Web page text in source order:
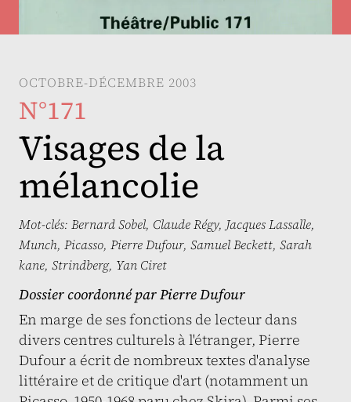
OCTOBRE-DÉCEMBRE 2003
N°171
Visages de la
mélancolie
Mot-clés: Bernard Sobel, Claude Régy, Jacques Lassalle,
Munch, Picasso, Pierre Dufour, Samuel Beckett, Sarah
kane, Strindberg, Yan Ciret
Dossier coordonné parPierre Dufour
En marge de ses fonctions de lecteur dans
divers centres culturels à l'étranger, Pierre
Dufour a écrit de nombreux textes d'analyse
littéraire et de critique d'art (notamment un